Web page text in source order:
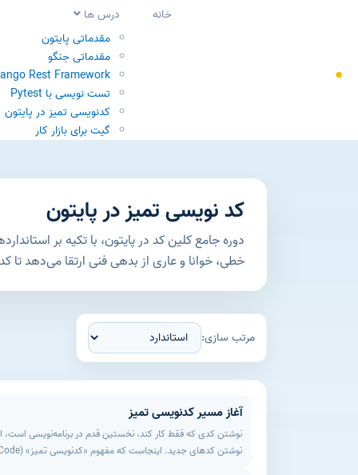
خانه
درس ها
مقدماتی پایتون
مقدماتی جنگو
Rest Framework
تست نویسی با Pytest
کدنویسی تمیز در پایتون
گیت برای بازار کار
کد نویسی تمیز در پایتون
خطی، خوانا و عاری از بدهی فنی ارتقا می‌دهد
مرتب سازی:
آغاز مسیر کدنویسی تمیز
نوشتن کدی که فقط کار کند، نخستین قدم در برنامه‌نویسی